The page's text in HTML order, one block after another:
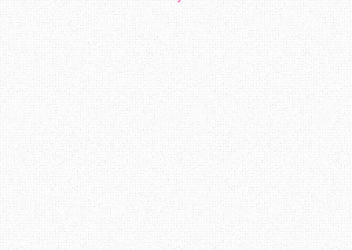
bersantai membaca entry - entry yang di
Erza terus berjaya. Sedikit
merupakan pelajar Industrial
sesiapa yang berminat untuk
sendiri empunya badan hehe :D
Pendapat anda mengenai blogErza?
Terima Kasih ~ Datang Lagi